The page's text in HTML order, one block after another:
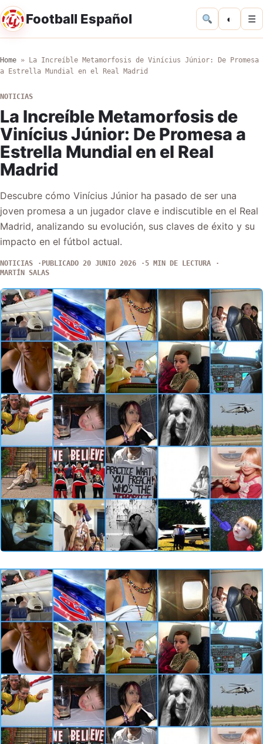
Football Español ◐ ☰
Home »
La Increíble Metamorfosis de Vinícius Júnior: De Promesa
a Estrella Mundial en el Real Madrid
NOTICIAS
La Increíble Metamorfosis de
Vinícius Júnior: De Promesa a
Estrella Mundial en el Real
Madrid
Descubre cómo Vinícius Júnior ha pasado de ser una
joven promesa a un jugador clave e indiscutible en el Real
Madrid, analizando su evolución, sus claves de éxito y su
impacto en el fútbol actual.
NOTICIAS PUBLICADO 20 JUNIO 2026
5 MIN DE LECTURA
MARTÍN SALAS